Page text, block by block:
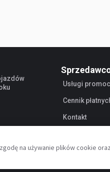
Usługi
Cennik
Kontakt
na używanie plików cookie